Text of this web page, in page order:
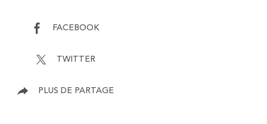
FACEBOOK
TWITTER
PLUS DE PARTAGE